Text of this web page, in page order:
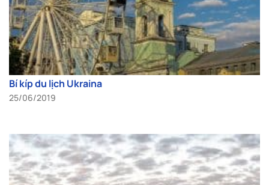
Bí kíp du lịch Ukraina
25/06/2019